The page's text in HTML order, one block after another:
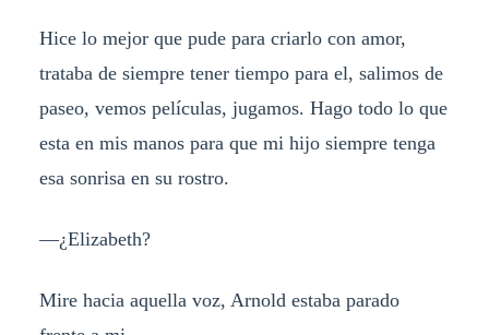
Hice lo mejor que pude para criarlo con amor,
trataba de siempre tener tiempo para el, salimos de
paseo, vemos películas, jugamos. Hago todo lo que
esta en mis manos para que mi hijo siempre tenga
esa sonrisa en su rostro.
—¿Elizabeth?
Mire hacia aquella voz, Arnold estaba parado